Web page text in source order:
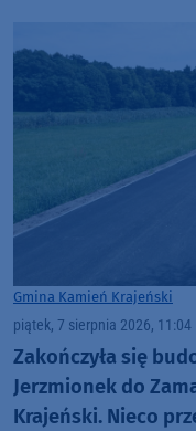
Gmina Kamień Krajeński
piątek, 7 sierpnia 2026, 11:04
Zakończyła się
Jerzmionek do
Krajeński. Nieco